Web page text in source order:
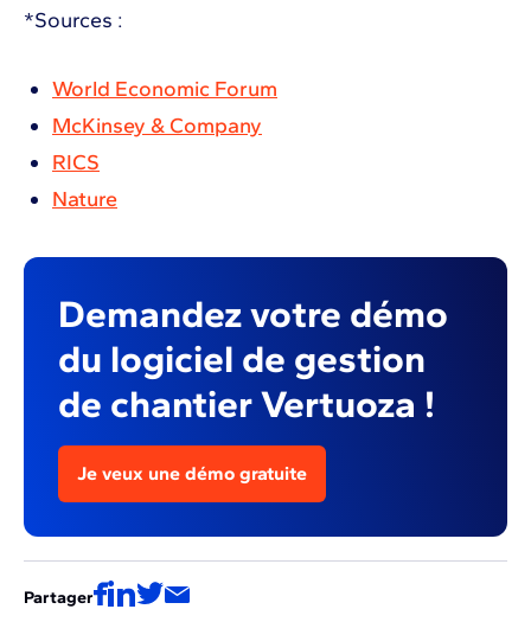
*Sources :
World Economic Forum
McKinsey & Company
RICS
Nature
Demandez votre démo
du logiciel de gestion
de chantier Vertuoza !
Je veux une démo gratuite
Partager